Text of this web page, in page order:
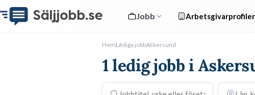
Jobb Arbetsgivarprofiler
HemLediga jobbAskersund
1 ledig jobb i